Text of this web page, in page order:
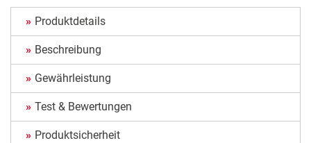
Produktdetails
Beschreibung
Gewährleistung
Test & Bewertungen
Produktsicherheit